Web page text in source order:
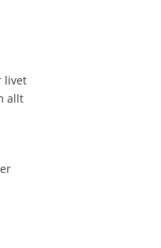
livet
allt